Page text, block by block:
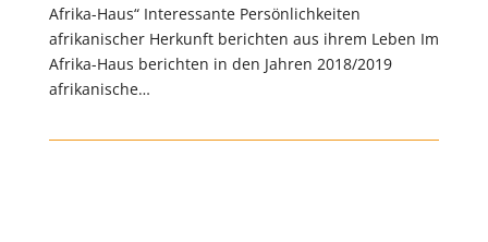
Afrika-Haus“ Interessante Persönlichkeiten
afrikanischer Herkunft berichten aus ihrem Leben Im
Afrika-Haus berichten in den Jahren 2018/2019
afrikanische…